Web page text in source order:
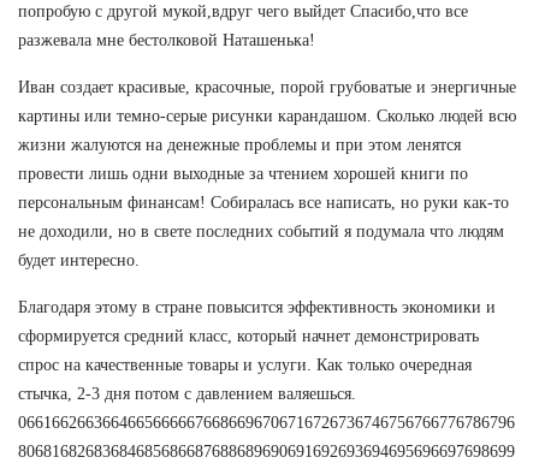
попробую с другой мукой,вдруг чего выйдет Спасибо,что все
разжевала мне бестолковой Наташенька!
Иван создает красивые, красочные, порой грубоватые и энергичные
картины или темно-серые рисунки карандашом. Сколько людей всю
жизни жалуются на денежные проблемы и при этом ленятся
провести лишь одни выходные за чтением хорошей книги по
персональным финансам! Собиралась все написать, но руки как-то
не доходили, но в свете последних событий я подумала что людям
будет интересно.
Благодаря этому в стране повысится эффективность экономики и
сформируется средний класс, который начнет демонстрировать
спрос на качественные товары и услуги. Как только очередная
стычка, 2-3 дня потом с давлением валяешься.
06616626636646656666676686696706716726736746756766776786796
80681682683684685686687688689690691692693694695696697698699